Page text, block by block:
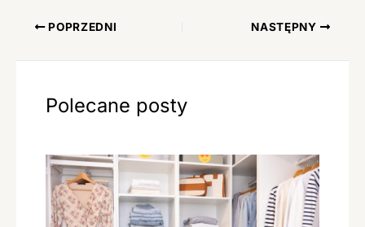
POPRZEDNI NASTĘPNY
Polecane posty